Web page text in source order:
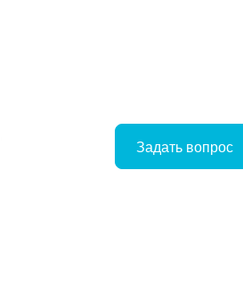
Задать вопрос